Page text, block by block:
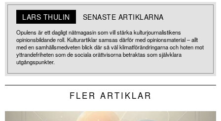
LARS THULIN SENASTE ARTIKLARNA
Opulens är ett dagligt nätmagasin som vill stärka kulturjournalistikens
opinionsbildande roll. Kulturartiklar samsas därför med opinionsmaterial – allt
med en samhällsmedveten blick där så väl klimatförändringarna och hoten mot
yttrandefriheten som de sociala orättvisorna betraktas som självklara
utgångspunkter.
FLER ARTIKLAR